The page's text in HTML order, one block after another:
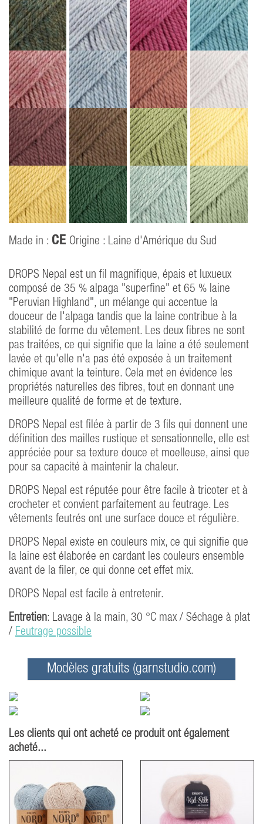
Made in : CE Origine : Laine d'Amérique du Sud
DROPS Nepal est un fil magnifique, épais et luxueux
composé de 35 % alpaga "superfine" et 65 % laine
"Peruvian Highland", un mélange qui accentue la
douceur de l'alpaga tandis que la laine contribue à la
stabilité de forme du vêtement. Les deux fibres ne sont
pas traitées, ce qui signifie que la laine a été seulement
lavée et qu'elle n'a pas été exposée à un traitement
chimique avant la teinture. Cela met en évidence les
propriétés naturelles des fibres, tout en donnant une
meilleure qualité de forme et de texture.
DROPS Nepal est filée à partir de 3 fils qui donnent une
définition des mailles rustique et sensationnelle, elle est
appréciée pour sa texture douce et moelleuse, ainsi que
pour sa capacité à maintenir la chaleur.
DROPS Nepal est réputée pour être facile à tricoter et à
crocheter et convient parfaitement au feutrage. Les
vêtements feutrés ont une surface douce et régulière.
DROPS Nepal existe en couleurs mix, ce qui signifie que
la laine est élaborée en cardant les couleurs ensemble
avant de la filer, ce qui donne cet effet mix.
DROPS Nepal est facile à entretenir.
Entretien: Lavage à la main, 30 °C max / Séchage à plat
/ Feutrage possible
Modèles gratuits (garnstudio.com)
Les clients qui ont acheté ce produit ont également
acheté...